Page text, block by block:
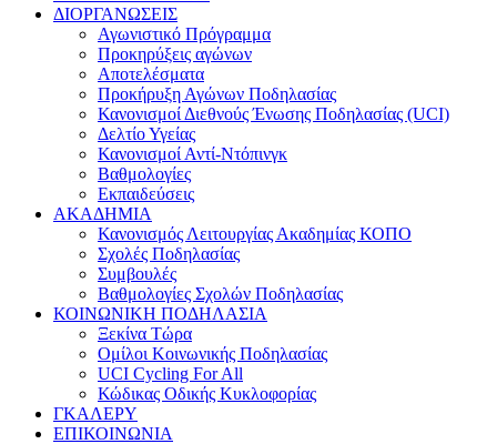
ΔΙΟΡΓΑΝΩΣΕΙΣ
Αγωνιστικό Πρόγραμμα
Προκηρύξεις αγώνων
Αποτελέσματα
Προκήρυξη Αγώνων Ποδηλασίας
Κανονισμοί Διεθνούς Ένωσης Ποδηλασίας (UCI)
Δελτίο Υγείας
Κανονισμοί Αντί-Ντόπινγκ
Βαθμολογίες
Εκπαιδεύσεις
ΑΚΑΔΗΜΙΑ
Κανονισμός Λειτουργίας Ακαδημίας ΚΟΠΟ
Σχολές Ποδηλασίας
Συμβουλές
Βαθμολογίες Σχολών Ποδηλασίας
ΚΟΙΝΩΝΙΚΗ ΠΟΔΗΛΑΣΙΑ
Ξεκίνα Τώρα
Ομίλοι Κοινωνικής Ποδηλασίας
UCI Cycling For All
Κώδικας Οδικής Κυκλοφορίας
ΓΚΑΛΕΡΥ
ΕΠΙΚΟΙΝΩΝΙΑ